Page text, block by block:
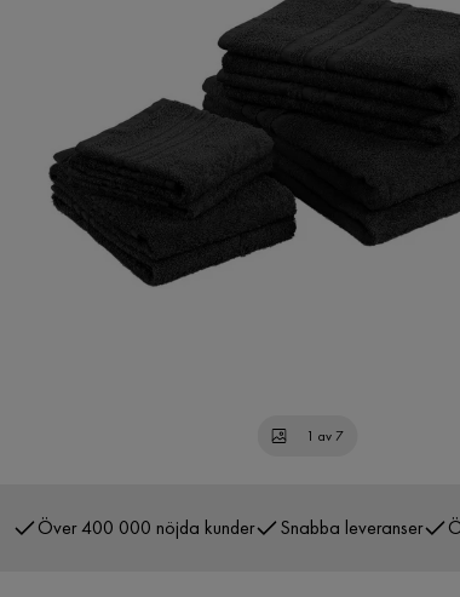
1 av 7
Över 400 000 nöjda kunder Snabba leveranser